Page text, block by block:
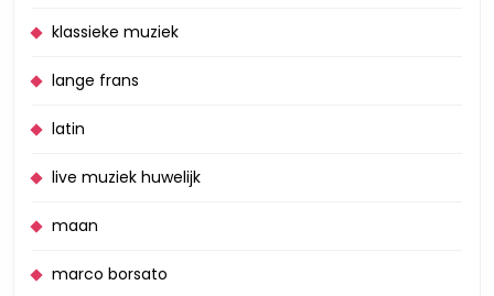
klassieke muziek
lange frans
latin
live muziek huwelijk
maan
marco borsato